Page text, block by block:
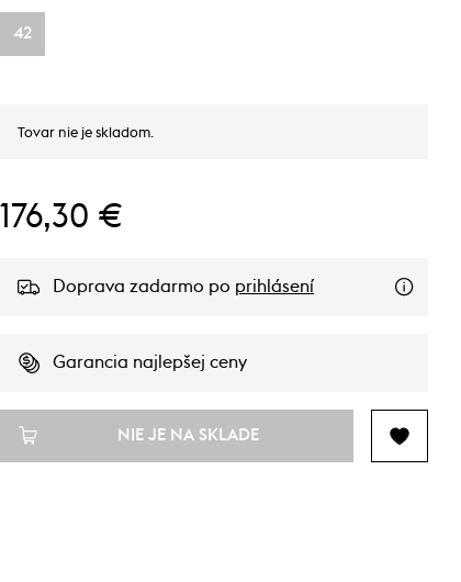
42
Tovar nie je skladom.
176,30 €
Doprava zadarmo po prihlásení
Garancia najlepšej ceny
NIE JE NA SKLADE